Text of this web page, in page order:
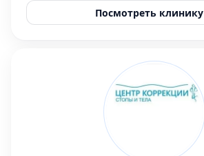
Посмотреть клинику